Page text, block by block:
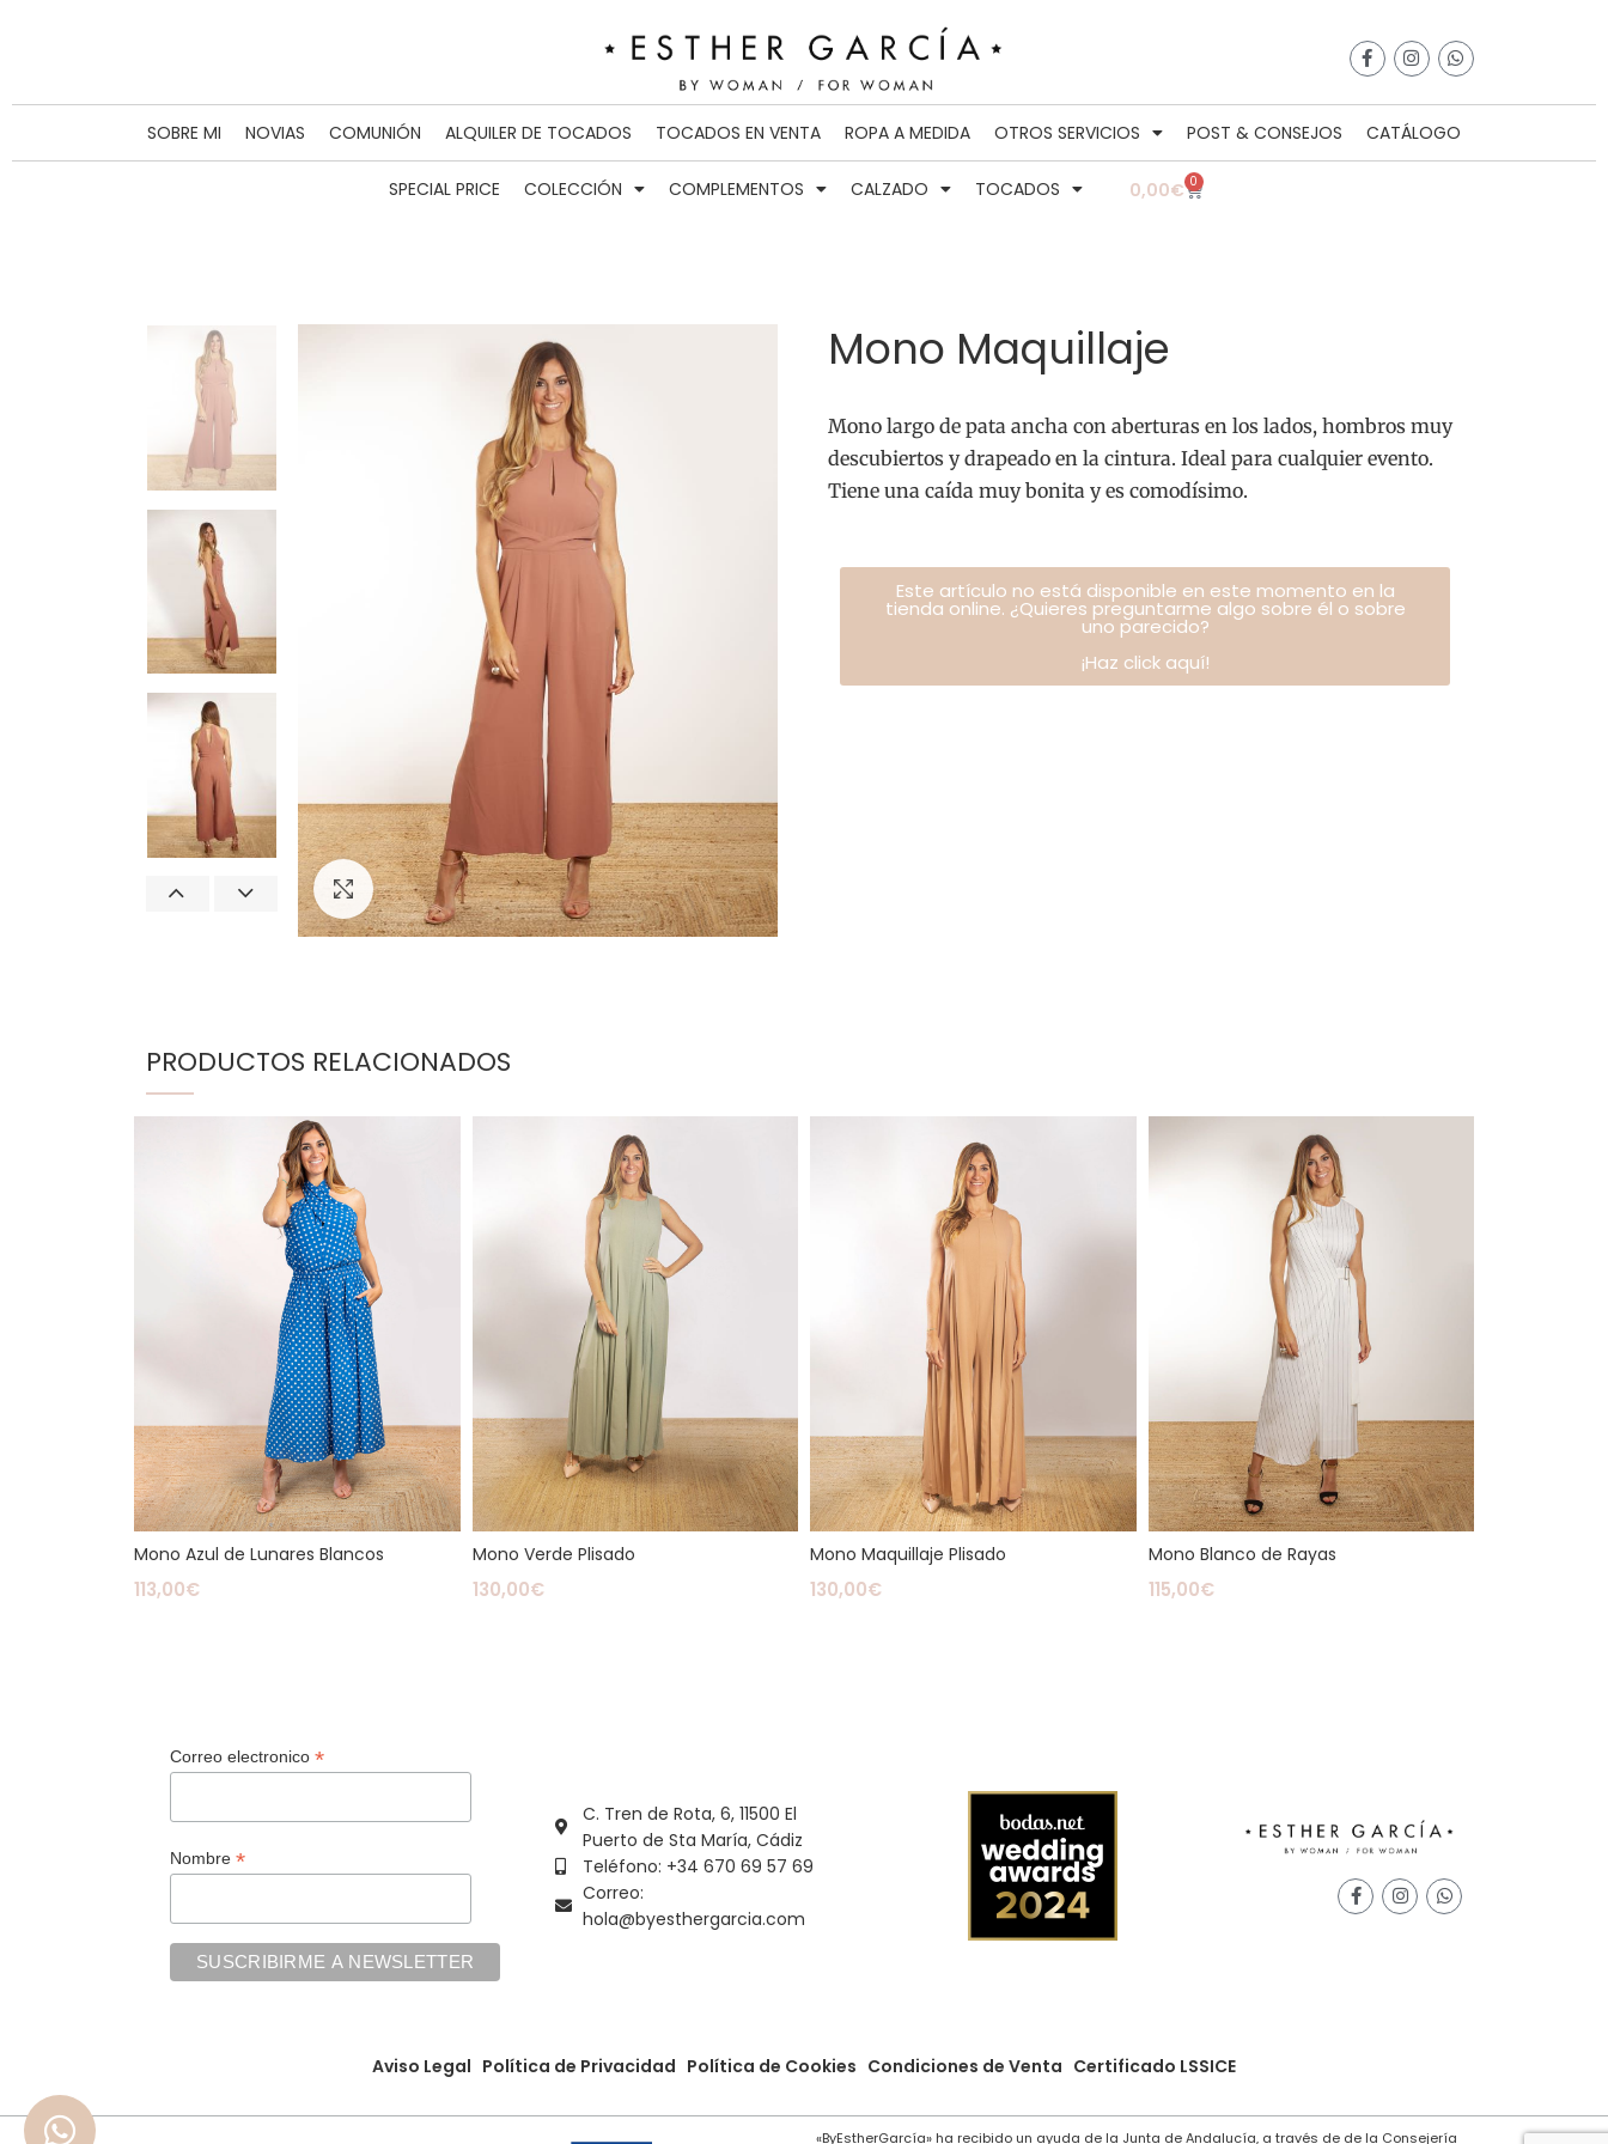
SOBRE MI NOVIAS COMUNIÓN ALQUILER DE TOCADOS TOCADOS EN VENTA ROPA A MEDIDA OTROS SERVICIOS POST & CONSEJOS CATÁLOGO
SPECIAL PRICE COLECCIÓN COMPLEMENTOS CALZADO TOCADOS 0,00€ 0
Click para agrandar
Mono Maquillaje
Mono largo de pata ancha con aberturas en los lados, hombros muy
descubiertos y drapeado en la cintura. Ideal para cualquier evento.
Tiene una caída muy bonita y es comodísimo.
Este artículo no está disponible en este momento en la
tienda online. ¿Quieres preguntarme algo sobre él o sobre
uno parecido?
¡Haz click aquí!
PRODUCTOS RELACIONADOS
Mono Azul de Lunares Blancos
113,00€
Mono Verde Plisado
130,00€
Mono Maquillaje Plisado
130,00€
Mono Blanco de Rayas
115,00€
Correo electronico *
Nombre *
C. Tren de Rota, 6, 11500 El
Puerto de Sta María, Cádiz
Teléfono: +34 670 69 57 69
Correo:
hola@byesthergarcia.com
Aviso Legal Política de Privacidad Política de Cookies Condiciones de Venta Certificado LSSICE
«ByEstherGarcía» ha recibido un ayuda de la Junta de Andalucía, a través de de la Consejería